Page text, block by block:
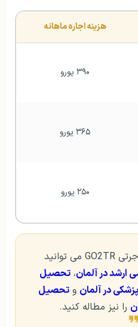
هزینه اجاره ماهانه
۳۹۰ یورو
۳۶۵ یورو
۲۵۰ یورو
در صفحه موسسه مهاجرتی GO2TR می توانید
ارشد در آلمان،تحصیل
در آلمان و تحصیل
را نیز مطاله کنید.